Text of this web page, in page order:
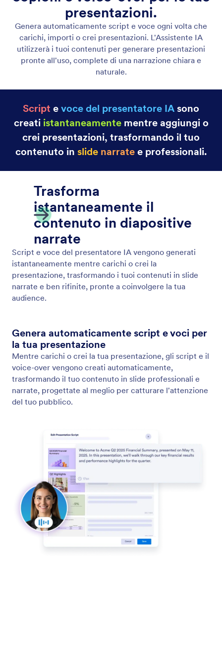
Modifica presentazione
Personalizza layout, immagini, colori e testo con il
Presentation Builder.
Genera stile di narrazione
Imposta il tono della tua presentazione con una
narrazione generata dall'IA.
Genera presentazione con l'IA